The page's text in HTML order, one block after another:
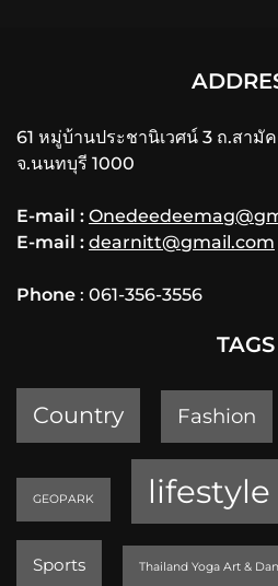
61 หมู่บ้านประชานิเวศน์ 3 ถ.สามั
จ.นนทบุรี 1000
E-mail :
E-mail : dearnitt@gmail.com
Phone : 061-356-3556
TAGS
Country Fashion
GEOPARK lifestyle
Sports Thailand Yoga Art &